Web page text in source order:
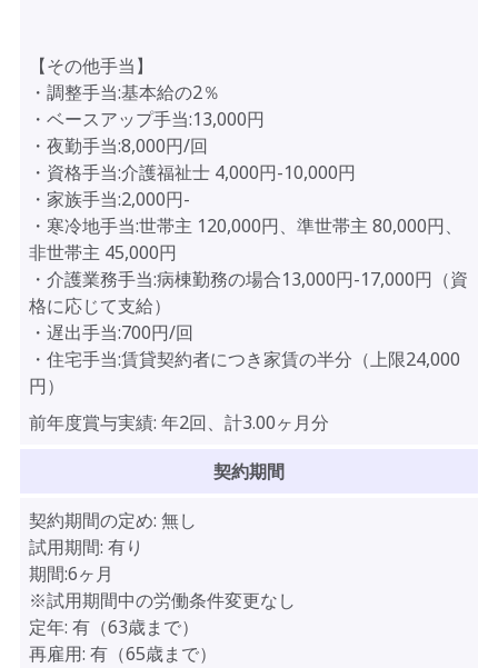
【その他手当】
・調整手当:基本給の2％
・ベースアップ手当:13,000円
・夜勤手当:8,000円/回
・資格手当:介護福祉士 4,000円-10,000円
・家族手当:2,000円-
・寒冷地手当:世帯主 120,000円、準世帯主 80,000円、
非世帯主 45,000円
・介護業務手当:病棟勤務の場合13,000円-17,000円（資
格に応じて支給）
・遅出手当:700円/回
・住宅手当:賃貸契約者につき家賃の半分（上限24,000
円）
前年度賞与実績: 年2回、計3.00ヶ月分
契約期間
契約期間の定め: 無し
試用期間: 有り
期間:6ヶ月
※試用期間中の労働条件変更なし
定年: 有（63歳まで）
再雇用: 有（65歳まで）